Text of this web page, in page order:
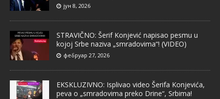
јун 8, 2026
STRAVIČNO: Šerif Konjević napisao pesmu u
kojoj Srbe naziva „smradovima“! (VIDEO)
фебруар 27, 2026
EKSKLUZIVNO: Isplivao video Šerifa Konjevića,
peva o „smradovima preko Drine“, Srbima!